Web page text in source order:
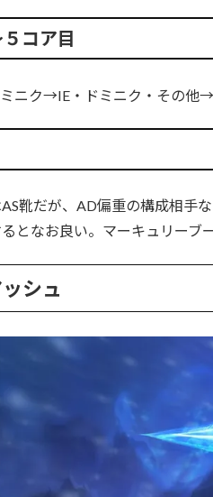
５コア目
ニク→IE・ドミニク・その他
靴だが、AD偏重の構成相手
となお良い。マーキュリーブ
シュ